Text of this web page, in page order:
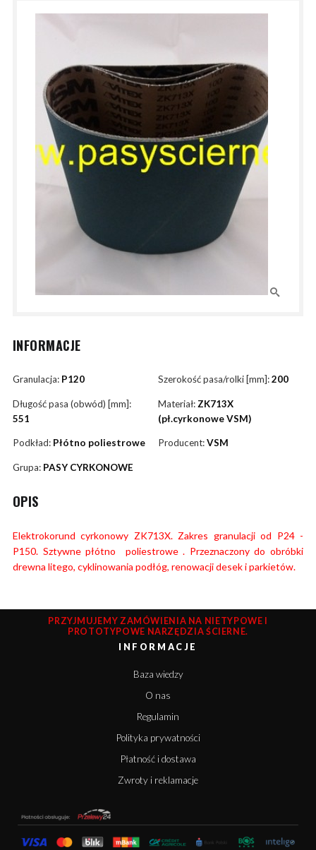
INFORMACJE
Granulacja: P120 Szerokość pasa/rolki [mm]:200
Długość pasa (obwód) [mm]:
551
Materiał: ZK713X
(pł.cyrkonowe VSM)
Podkład: Płótno poliestrowe Producent:VSM
Grupa: PASY CYRKONOWE
OPIS
Elektrokorund cyrkonowy ZK713X. Zakres granulacji od P24 -
P150. Sztywne płótno poliestrowe . Przeznaczony do obróbki
drewna litego, cyklinowania podłóg, renowacji desek i parkietów.
PRZYJMUJEMY ZAMÓWIENIA NA NIETYPOWE I
PROTOTYPOWE NARZĘDZIA ŚCIERNE.
INFORMACJE
Baza wiedzy
O nas
Regulamin
Polityka prywatności
Płatność i dostawa
Zwroty i reklamacje